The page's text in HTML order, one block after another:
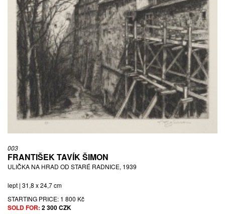
003
FRANTIŠEK TAVÍK ŠIMON
ULIČKA NA HRAD OD STARÉ RADNICE, 1939
lept | 31,8 x 24,7 cm
STARTING PRICE: 1 800 Kč
SOLD FOR: 2 300 CZK